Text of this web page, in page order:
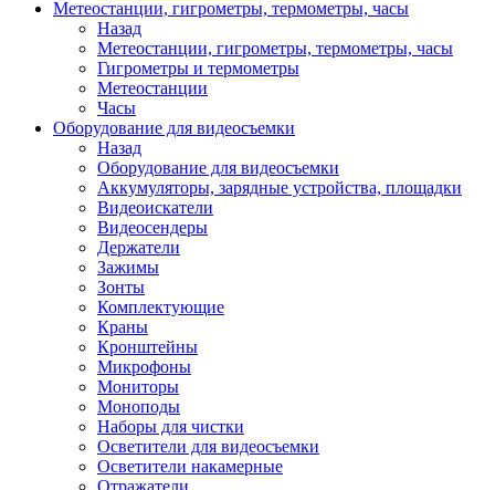
Метеостанции, гигрометры, термометры, часы
Назад
Метеостанции, гигрометры, термометры, часы
Гигрометры и термометры
Метеостанции
Часы
Оборудование для видеосъемки
Назад
Оборудование для видеосъемки
Аккумуляторы, зарядные устройства, площадки
Видеоискатели
Видеосендеры
Держатели
Зажимы
Зонты
Комплектующие
Краны
Кронштейны
Микрофоны
Мониторы
Моноподы
Наборы для чистки
Осветители для видеосъемки
Осветители накамерные
Отражатели